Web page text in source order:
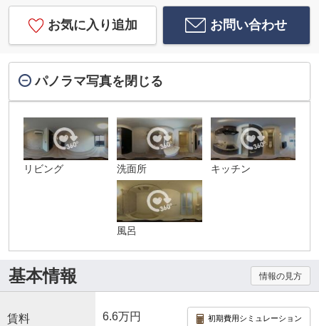
お気に入り追加 お問い合わせ
パノラマ写真を閉じる
リビング 洗面所 キッチン
風呂
基本情報 情報の見方
賃料 6.6万円 初期費用シミュレーション